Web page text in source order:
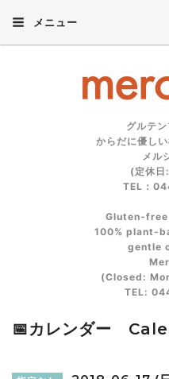
メニュー
グルテ
からだに優し
メル
(定休日
TEL：
100%
gentle
(Closed:
TEL:
📅カレンダー